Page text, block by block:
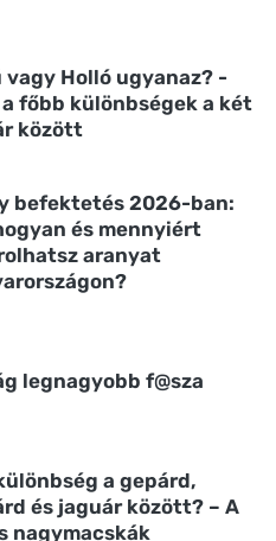
vagy Holló ugyanaz? -
a főbb különbségek a két
között
befektetés 2026-ban:
és mennyiért
aranyat
legnagyobb f@sza
a gepárd,
és jaguár között? – A
nagymacskák